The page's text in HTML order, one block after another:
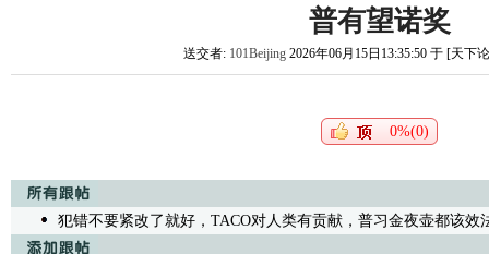
普有望诺奖
送交者: 101Beijing2026年06月15日13:35:50 于 [天下
0%(0)
犯错不要紧改了就好，TACO对人类有贡献，普习金夜壶都该效